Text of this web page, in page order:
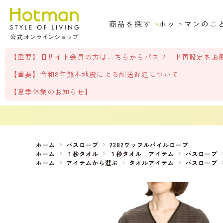
商品を探す ホットマンのこ
【重要】旧サイト会員の方はこちらからパスワード再設定をお
【重要】令和8年熊本地震による配送遅延について
【夏季休業のお知らせ】
ホーム バスローブ
2382ワッフルパイルローブ
ホーム
１秒タオル １秒タオル アイテム
バスローブ
ホーム
アイテムから選ぶ タオルアイテム バスローブ